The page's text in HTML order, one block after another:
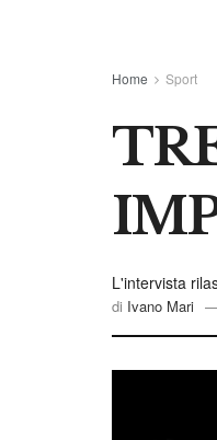
Home Sport
L'intervista
di Ivano Mari